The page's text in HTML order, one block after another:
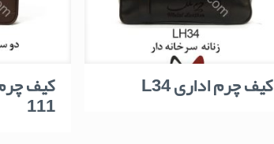
کیف چرم اداری L34
111